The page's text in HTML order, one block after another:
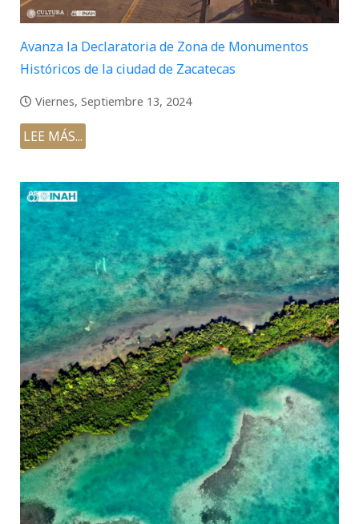
Avanza la Declaratoria de Zona de Monumentos
Históricos de la ciudad de Zacatecas
Viernes, Septiembre 13, 2024
LEE MÁS...